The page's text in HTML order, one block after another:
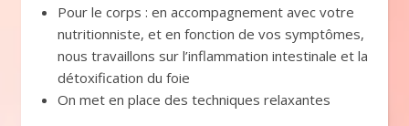
Pour le corps : en accompagnement avec votre
nutritionniste, et en fonction de vos symptômes,
nous travaillons sur l’inflammation intestinale et la
détoxification du foie
On met en place des techniques relaxantes